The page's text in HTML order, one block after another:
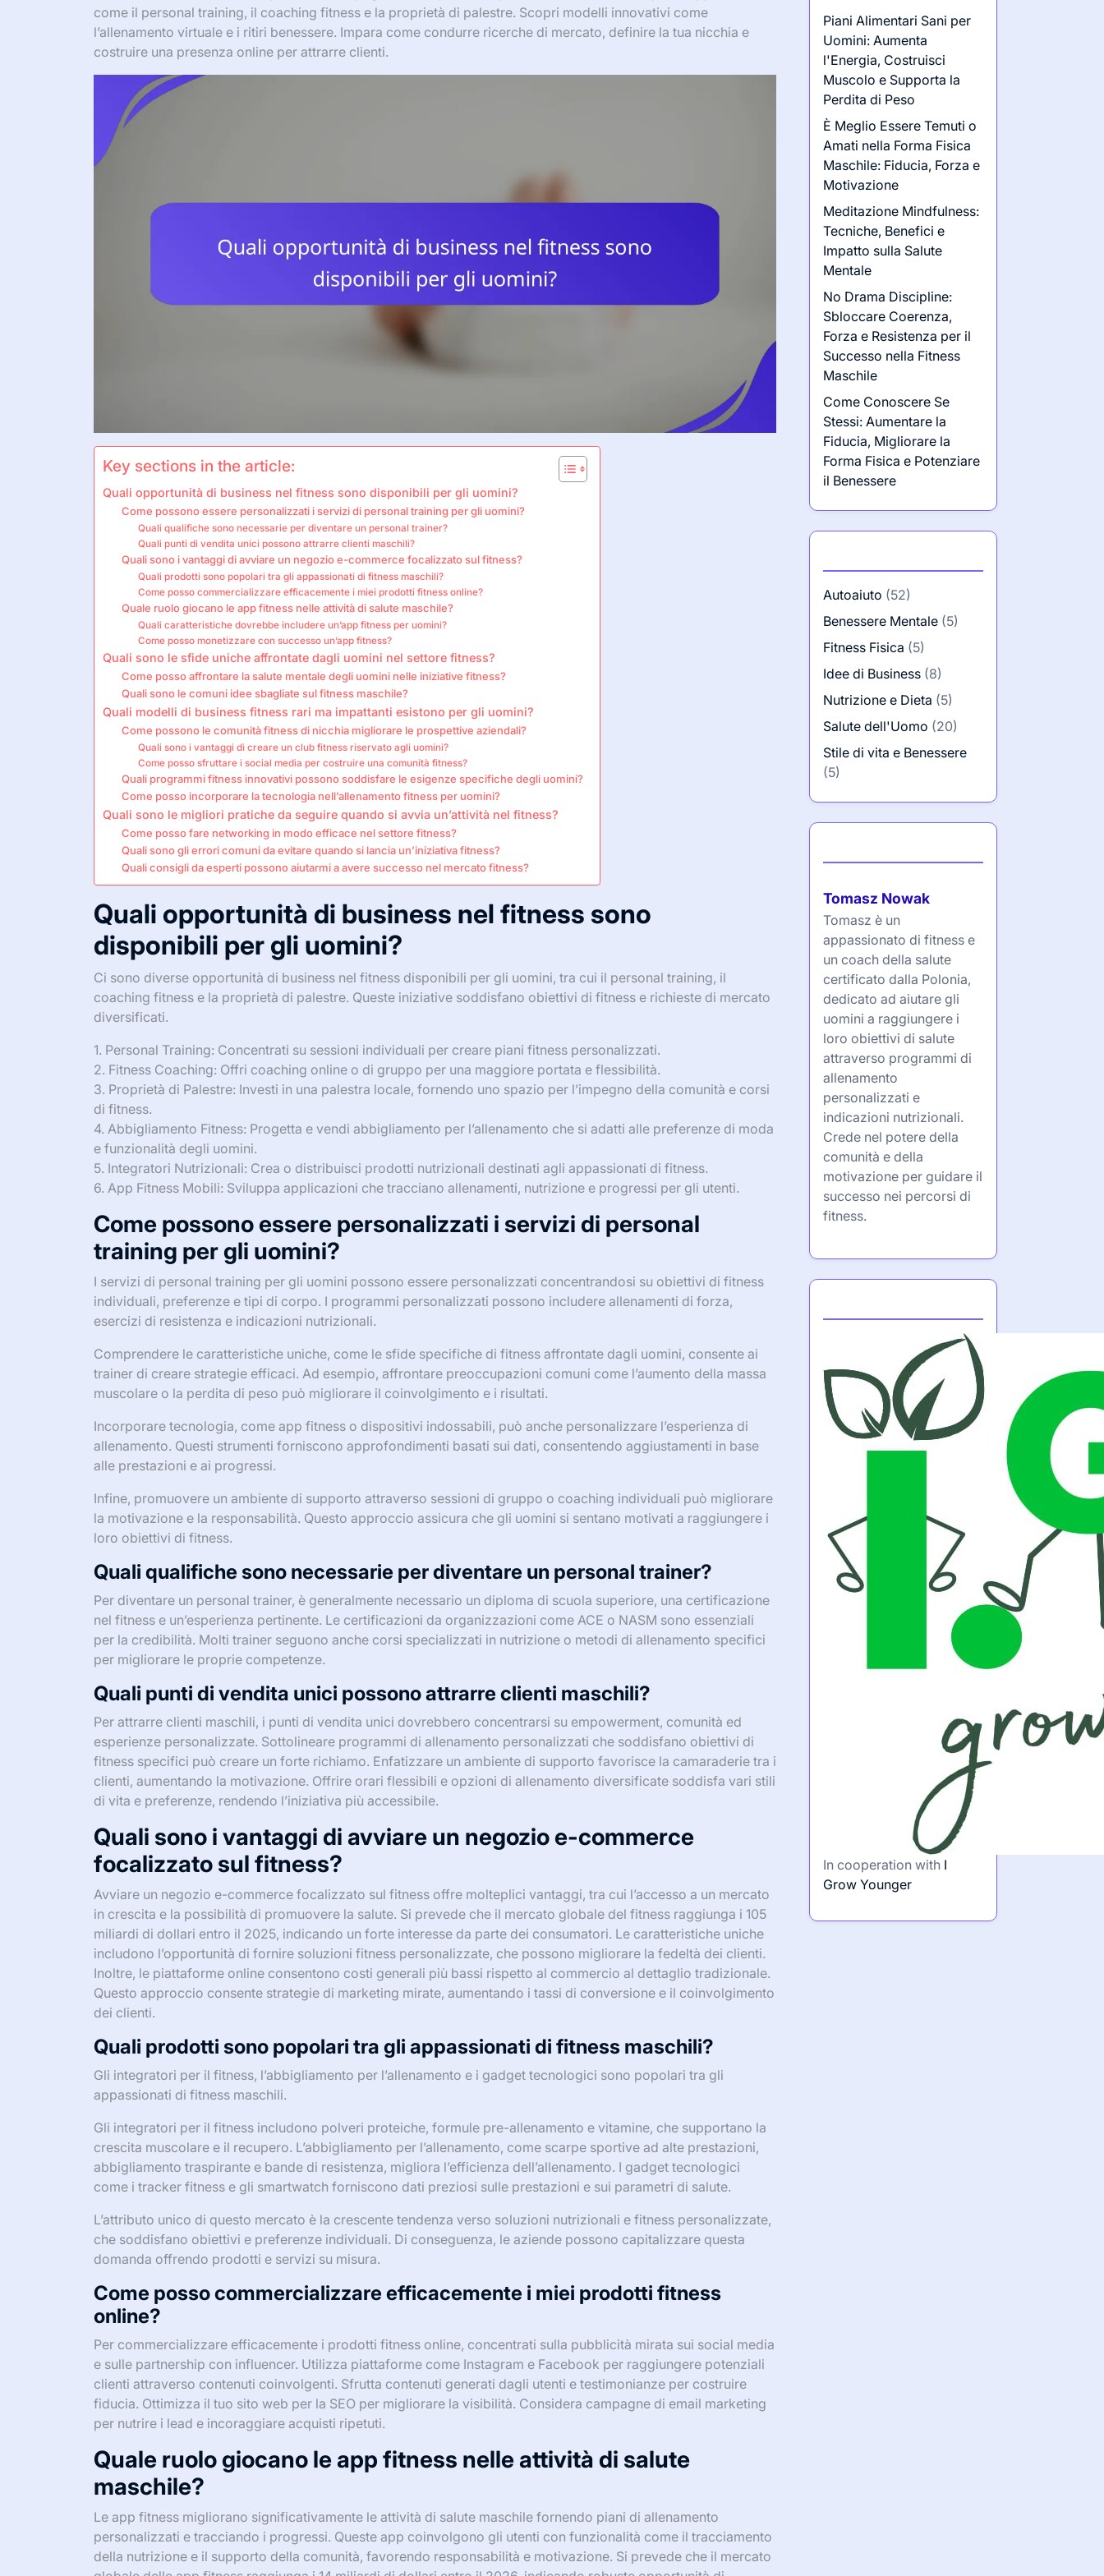
come il personal training, il coaching fitness e la proprietà di palestre. Scopri modelli innovativi come
l’allenamento virtuale e i ritiri benessere. Impara come condurre ricerche di mercato, definire la tua nicchia e
costruire una presenza online per attrarre clienti.
Key sections in the article:
Quali opportunità di business nel fitness sono disponibili per gli uomini?
Come possono essere personalizzati i servizi di personal training per gli uomini?
Quali qualifiche sono necessarie per diventare un personal trainer?
Quali punti di vendita unici possono attrarre clienti maschili?
Quali sono i vantaggi di avviare un negozio e-commerce focalizzato sul fitness?
Quali prodotti sono popolari tra gli appassionati di fitness maschili?
Come posso commercializzare efficacemente i miei prodotti fitness online?
Quale ruolo giocano le app fitness nelle attività di salute maschile?
Quali caratteristiche dovrebbe includere un’app fitness per uomini?
Come posso monetizzare con successo un’app fitness?
Quali sono le sfide uniche affrontate dagli uomini nel settore fitness?
Come posso affrontare la salute mentale degli uomini nelle iniziative fitness?
Quali sono le comuni idee sbagliate sul fitness maschile?
Quali modelli di business fitness rari ma impattanti esistono per gli uomini?
Come possono le comunità fitness di nicchia migliorare le prospettive aziendali?
Quali sono i vantaggi di creare un club fitness riservato agli uomini?
Come posso sfruttare i social media per costruire una comunità fitness?
Quali programmi fitness innovativi possono soddisfare le esigenze specifiche degli uomini?
Come posso incorporare la tecnologia nell’allenamento fitness per uomini?
Quali sono le migliori pratiche da seguire quando si avvia un’attività nel fitness?
Come posso fare networking in modo efficace nel settore fitness?
Quali sono gli errori comuni da evitare quando si lancia un’iniziativa fitness?
Quali consigli da esperti possono aiutarmi a avere successo nel mercato fitness?
Quali opportunità di business nel fitness sono
disponibili per gli uomini?
Ci sono diverse opportunità di business nel fitness disponibili per gli uomini, tra cui il personal training, il
coaching fitness e la proprietà di palestre. Queste iniziative soddisfano obiettivi di fitness e richieste di mercato
diversificati.
1. Personal Training: Concentrati su sessioni individuali per creare piani fitness personalizzati.
2. Fitness Coaching: Offri coaching online o di gruppo per una maggiore portata e flessibilità.
3. Proprietà di Palestre: Investi in una palestra locale, fornendo uno spazio per l’impegno della comunità e corsi
di fitness.
4. Abbigliamento Fitness: Progetta e vendi abbigliamento per l’allenamento che si adatti alle preferenze di moda
e funzionalità degli uomini.
5. Integratori Nutrizionali: Crea o distribuisci prodotti nutrizionali destinati agli appassionati di fitness.
6. App Fitness Mobili: Sviluppa applicazioni che tracciano allenamenti, nutrizione e progressi per gli utenti.
Come possono essere personalizzati i servizi di personal
training per gli uomini?
I servizi di personal training per gli uomini possono essere personalizzati concentrandosi su obiettivi di fitness
individuali, preferenze e tipi di corpo. I programmi personalizzati possono includere allenamenti di forza,
esercizi di resistenza e indicazioni nutrizionali.
Comprendere le caratteristiche uniche, come le sfide specifiche di fitness affrontate dagli uomini, consente ai
trainer di creare strategie efficaci. Ad esempio, affrontare preoccupazioni comuni come l’aumento della massa
muscolare o la perdita di peso può migliorare il coinvolgimento e i risultati.
Incorporare tecnologia, come app fitness o dispositivi indossabili, può anche personalizzare l’esperienza di
allenamento. Questi strumenti forniscono approfondimenti basati sui dati, consentendo aggiustamenti in base
alle prestazioni e ai progressi.
Infine, promuovere un ambiente di supporto attraverso sessioni di gruppo o coaching individuali può migliorare
la motivazione e la responsabilità. Questo approccio assicura che gli uomini si sentano motivati a raggiungere i
loro obiettivi di fitness.
Quali qualifiche sono necessarie per diventare un personal trainer?
Per diventare un personal trainer, è generalmente necessario un diploma di scuola superiore, una certificazione
nel fitness e un’esperienza pertinente. Le certificazioni da organizzazioni come ACE o NASM sono essenziali
per la credibilità. Molti trainer seguono anche corsi specializzati in nutrizione o metodi di allenamento specifici
per migliorare le proprie competenze.
Quali punti di vendita unici possono attrarre clienti maschili?
Per attrarre clienti maschili, i punti di vendita unici dovrebbero concentrarsi su empowerment, comunità ed
esperienze personalizzate. Sottolineare programmi di allenamento personalizzati che soddisfano obiettivi di
fitness specifici può creare un forte richiamo. Enfatizzare un ambiente di supporto favorisce la camaraderie tra i
clienti, aumentando la motivazione. Offrire orari flessibili e opzioni di allenamento diversificate soddisfa vari stili
di vita e preferenze, rendendo l’iniziativa più accessibile.
Quali sono i vantaggi di avviare un negozio e-commerce
focalizzato sul fitness?
Avviare un negozio e-commerce focalizzato sul fitness offre molteplici vantaggi, tra cui l’accesso a un mercato
in crescita e la possibilità di promuovere la salute. Si prevede che il mercato globale del fitness raggiunga i 105
miliardi di dollari entro il 2025, indicando un forte interesse da parte dei consumatori. Le caratteristiche uniche
includono l’opportunità di fornire soluzioni fitness personalizzate, che possono migliorare la fedeltà dei clienti.
Inoltre, le piattaforme online consentono costi generali più bassi rispetto al commercio al dettaglio tradizionale.
Questo approccio consente strategie di marketing mirate, aumentando i tassi di conversione e il coinvolgimento
dei clienti.
Quali prodotti sono popolari tra gli appassionati di fitness maschili?
Gli integratori per il fitness, l’abbigliamento per l’allenamento e i gadget tecnologici sono popolari tra gli
appassionati di fitness maschili.
Gli integratori per il fitness includono polveri proteiche, formule pre-allenamento e vitamine, che supportano la
crescita muscolare e il recupero. L’abbigliamento per l’allenamento, come scarpe sportive ad alte prestazioni,
abbigliamento traspirante e bande di resistenza, migliora l’efficienza dell’allenamento. I gadget tecnologici
come i tracker fitness e gli smartwatch forniscono dati preziosi sulle prestazioni e sui parametri di salute.
L’attributo unico di questo mercato è la crescente tendenza verso soluzioni nutrizionali e fitness personalizzate,
che soddisfano obiettivi e preferenze individuali. Di conseguenza, le aziende possono capitalizzare questa
domanda offrendo prodotti e servizi su misura.
Come posso commercializzare efficacemente i miei prodotti fitness
online?
Per commercializzare efficacemente i prodotti fitness online, concentrati sulla pubblicità mirata sui social media
e sulle partnership con influencer. Utilizza piattaforme come Instagram e Facebook per raggiungere potenziali
clienti attraverso contenuti coinvolgenti. Sfrutta contenuti generati dagli utenti e testimonianze per costruire
fiducia. Ottimizza il tuo sito web per la SEO per migliorare la visibilità. Considera campagne di email marketing
per nutrire i lead e incoraggiare acquisti ripetuti.
Quale ruolo giocano le app fitness nelle attività di salute
maschile?
Le app fitness migliorano significativamente le attività di salute maschile fornendo piani di allenamento
personalizzati e tracciando i progressi. Queste app coinvolgono gli utenti con funzionalità come il tracciamento
della nutrizione e il supporto della comunità, favorendo responsabilità e motivazione. Si prevede che il mercato
Piani Alimentari Sani per
Uomini: Aumenta
l'Energia, Costruisci
Muscolo e Supporta la
Perdita di Peso
È Meglio Essere Temuti o
Amati nella Forma Fisica
Maschile: Fiducia, Forza e
Motivazione
Meditazione Mindfulness:
Tecniche, Benefici e
Impatto sulla Salute
Mentale
No Drama Discipline:
Sbloccare Coerenza,
Forza e Resistenza per il
Successo nella Fitness
Maschile
Come Conoscere Se
Stessi: Aumentare la
Fiducia, Migliorare la
Forma Fisica e Potenziare
il Benessere
Autoaiuto (52)
Benessere Mentale (5)
Fitness Fisica (5)
Idee di Business (8)
Nutrizione e Dieta (5)
Salute dell'Uomo (20)
Stile di vita e Benessere
(5)
Tomasz Nowak
Tomasz è un
appassionato di fitness e
un coach della salute
certificato dalla Polonia,
dedicato ad aiutare gli
uomini a raggiungere i
loro obiettivi di salute
attraverso programmi di
allenamento
personalizzati e
indicazioni nutrizionali.
Crede nel potere della
comunità e della
motivazione per guidare il
successo nei percorsi di
fitness.
In cooperation with I
Grow Younger